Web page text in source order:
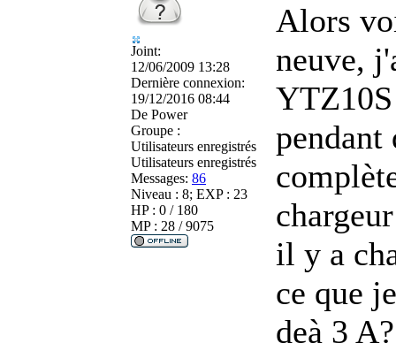
Joint:
12/06/2009 13:28
Dernière connexion:
19/12/2016 08:44
De Power
Groupe :
Utilisateurs enregistrés
Utilisateurs enregistrés
Messages: 86
Niveau : 8; EXP : 23
HP : 0 / 180
MP : 28 / 9075
Alors
neuve,
pendant
il y a
ce que
deà 3 A?